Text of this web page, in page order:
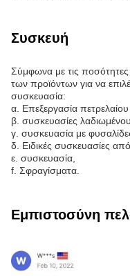
Συσκευή
Σύμφωνα με τις ποσότητες
των προϊόντων για να
συσκευασία:
α. Επεξεργασία
β. συσκευασίες λαδιωμένου
γ. συσκευασία με
δ. Ειδικές συσκευασίες
ε. συσκευασία,
f. Σφραγίσματα.
Εμπιστοσύνη